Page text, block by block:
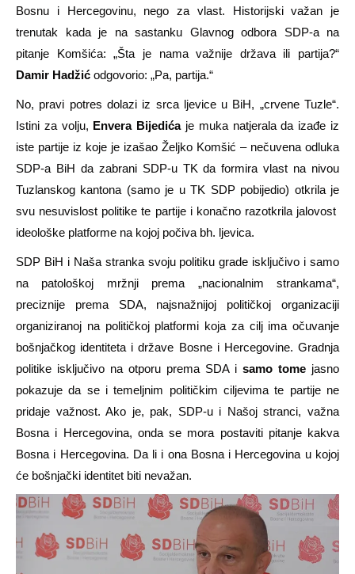
Bosnu i Hercegovinu, nego za vlast. Historijski važan je
trenutak kada je na sastanku Glavnog odbora SDP-a na
pitanje Komšića: „Šta je nama važnije država ili partija?“
Damir Hadžić odgovorio: „Pa, partija.“
No, pravi potres dolazi iz srca ljevice u BiH, „crvene Tuzle“.
Istini za volju, Envera Bijedića je muka natjerala da izađe iz
iste partije iz koje je izašao Željko Komšić – nečuvena odluka
SDP-a BiH da zabrani SDP-u TK da formira vlast na nivou
Tuzlanskog kantona (samo je u TK SDP pobijedio) otkrila je
svu nesuvislost politike te partije i konačno razotkrila jalovost
ideološke platforme na kojoj počiva bh. ljevica.
SDP BiH i Naša stranka svoju politiku grade isključivo i samo
na patološkoj mržnji prema „nacionalnim strankama“,
preciznije prema SDA, najsnažnijoj političkoj organizaciji
organiziranoj na političkoj platformi koja za cilj ima očuvanje
bošnjačkog identiteta i države Bosne i Hercegovine. Gradnja
politike isključivo na otporu prema SDA i samo tome jasno
pokazuje da se i temeljnim političkim ciljevima te partije ne
pridaje važnost. Ako je, pak, SDP-u i Našoj stranci, važna
Bosna i Hercegovina, onda se mora postaviti pitanje kakva
Bosna i Hercegovina. Da li i ona Bosna i Hercegovina u kojoj
će bošnjački identitet biti nevažan.